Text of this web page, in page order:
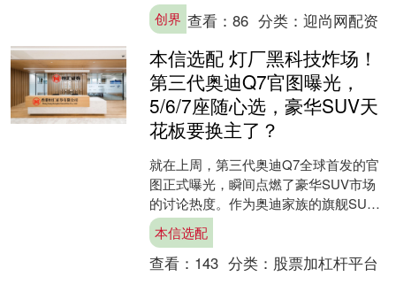
创界 查看：86 分类：迎尚网配资
本信选配 灯厂黑科技炸场！
第三代奥迪Q7官图曝光，
5/6/7座随心选，豪华SUV天
花板要换主了？
就在上周，第三代奥迪Q7全球首发的官
图正式曝光，瞬间点燃了豪华SUV市场
的讨论热度。作为奥迪家族的旗舰SUV
之一，这次换代可以说是全方位的重构
升级，尤其在“灯厂....
本信选配
查看： 143 分类： 股票加杠杆平台